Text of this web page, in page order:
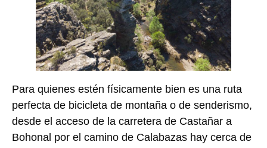
Para quienes estén físicamente bien es una ruta
perfecta de bicicleta de montaña o de senderismo,
desde el acceso de la carretera de Castañar a
Bohonal por el camino de Calabazas hay cerca de